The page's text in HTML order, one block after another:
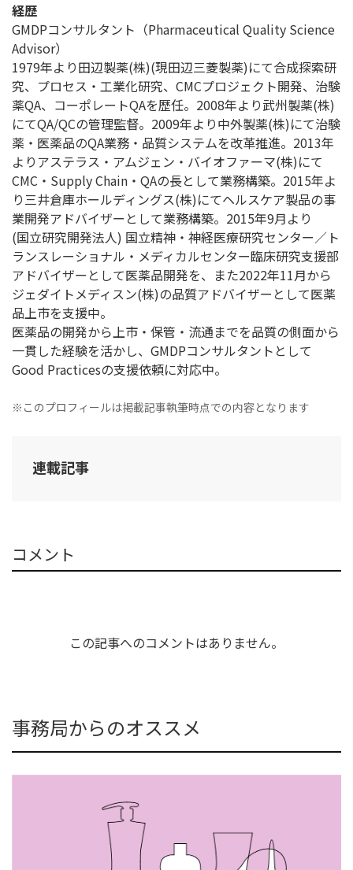
経歴
GMDPコンサルタント（Pharmaceutical Quality Science
Advisor）
1979年より田辺製薬(株)(現田辺三菱製薬)にて合成探索研
究、プロセス・工業化研究、CMCプロジェクト開発、治験
薬QA、コーポレートQAを歴任。2008年より武州製薬(株)
にてQA/QCの管理監督。2009年より中外製薬(株)にて治験
薬・医薬品のQA業務・品質システムを改革推進。2013年
よりアステラス・アムジェン・バイオファーマ(株)にて
CMC・Supply Chain・QAの長として業務構築。2015年よ
り三井倉庫ホールディングス(株)にてヘルスケア製品の事
業開発アドバイザーとして業務構築。2015年9月より
(国立研究開発法人) 国立精神・神経医療研究センター／ト
ランスレーショナル・メディカルセンター臨床研究支援部
アドバイザーとして医薬品開発を、また2022年11月から
ジェダイトメディスン(株)の品質アドバイザーとして医薬
品上市を支援中。
医薬品の開発から上市・保管・流通までを品質の側面から
一貫した経験を活かし、GMDPコンサルタントとして
Good Practicesの支援依頼に対応中。
※このプロフィールは掲載記事執筆時点での内容となります
連載記事
コメント
この記事へのコメントはありません。
事務局からのオススメ